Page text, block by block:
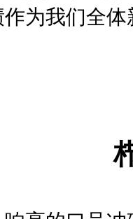
为我们全